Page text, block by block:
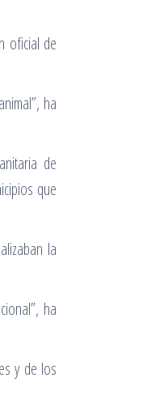
oficial de
ha
de
que
la
ha
y de los